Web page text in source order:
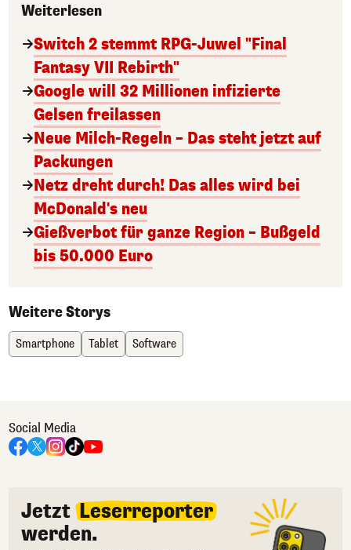
Weiterlesen
Switch 2 stemmt RPG-Juwel "Final
Fantasy VII Rebirth"
Google will 32 Millionen infizierte
Gelsen freilassen
Neue Milch-Regeln – Das steht jetzt auf
Packungen
Netz dreht durch! Das alles wird bei
McDonald's neu
Gießverbot für ganze Region – Bußgeld
bis 50.000 Euro
Weitere Storys
Smartphone Tablet Software
Social Media
Jetzt Leserreporter
werden.